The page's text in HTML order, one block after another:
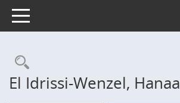
Toggle navigation
Rechercheauswahl
El Idrissi-Wenzel, Hanaa